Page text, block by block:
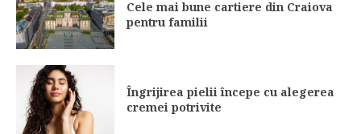
Cele mai bune cartiere din Craiova
pentru familii
Îngrijirea pielii începe cu alegerea
cremei potrivite